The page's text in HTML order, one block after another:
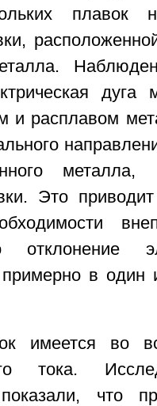
плавок
дуга
и расплавом
Это
отклонение
примерно в
имеется во
тока.
что